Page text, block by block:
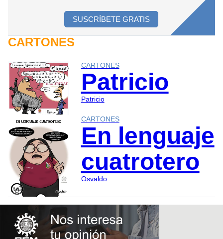
SUSCRÍBETE GRATIS
CARTONES
CARTONES
Patricio
Patricio
CARTONES
En lenguaje
cuatrotero
Osvaldo